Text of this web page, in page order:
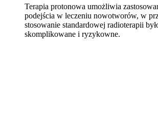
Terapia protonowa umożliwia
podejścia w leczeniu nowotworów, w
stosowanie standardowej radioterapii
skomplikowane i ryzykowne.